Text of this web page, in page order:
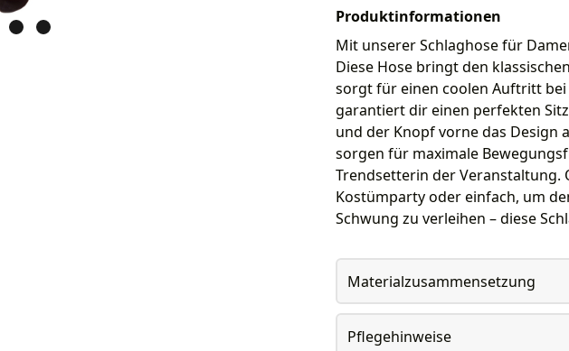
Produktinformationen
Mit unserer Schlaghose für
Diese Hose bringt den
sorgt für einen coolen Auftritt bei
garantiert dir einen perfekten
und der Knopf vorne das Design
sorgen für maximale
Trendsetterin der Veranstaltung.
Kostümparty oder einfach, um
Schwung zu verleihen – diese
Materialzusammensetzung
Pflegehinweise